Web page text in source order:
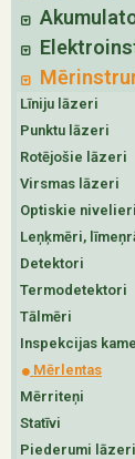
Līniju lāzeri
Punktu lāzeri
Rotējošie lāzeri
Virsmas lāzeri
Optiskie nivelieri
Leņķmēri,
Detektori
Termodetektori
Tālmēri
Inspekcijas
Mērlentas
Mērriteņi
Statīvi
Piederumi